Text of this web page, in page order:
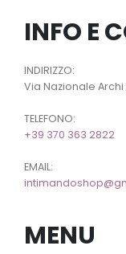
INFO E
INDIRIZZO:
Via Nazionale
TELEFONO:
+39 370 363 2822
EMAIL:
MENU